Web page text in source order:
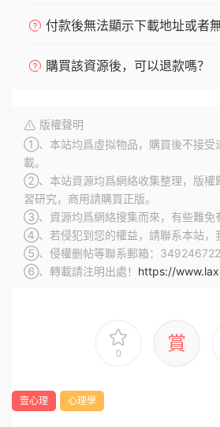
付款後無法顯示下載地址或者
購買該資源後，可以退款嗎？
版權聲明
①、本站均爲虛拟物品，購買後不接受
載。
②、本站資源均爲網絡收集整理，版權
習研究，商用請購買正版。
③、資源均爲網絡搜集而來，有些難免
④、若侵犯到您的權益，請聯系本站，
⑤、侵權删帖等聯系郵箱：
⑥、轉載請注明出處！ https://
0 賞
壹心理 心理學